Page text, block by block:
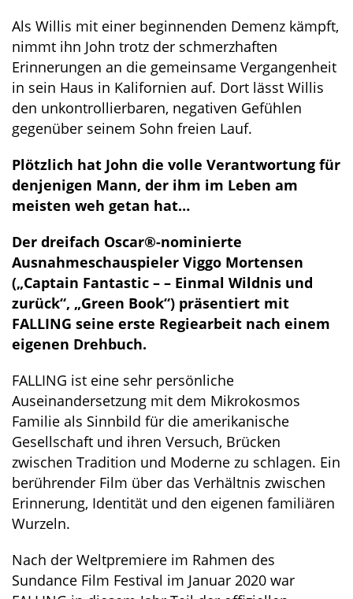
Als Willis mit einer beginnenden Demenz kämpft,
nimmt ihn John trotz der schmerzhaften
Erinnerungen an die gemeinsame Vergangenheit
in sein Haus in Kalifornien auf. Dort lässt Willis
den unkontrollierbaren, negativen Gefühlen
gegenüber seinem Sohn freien Lauf.
Plötzlich hat John die volle Verantwortung für
denjenigen Mann, der ihm im Leben am
meisten weh getan hat…
Der dreifach Oscar®-nominierte
Ausnahmeschauspieler Viggo Mortensen
(„Captain Fantastic – – Einmal Wildnis und
zurück“, „Green Book“) präsentiert mit
FALLING seine erste Regiearbeit nach einem
eigenen Drehbuch.
FALLING ist eine sehr persönliche
Auseinandersetzung mit dem Mikrokosmos
Familie als Sinnbild für die amerikanische
Gesellschaft und ihren Versuch, Brücken
zwischen Tradition und Moderne zu schlagen. Ein
berührender Film über das Verhältnis zwischen
Erinnerung, Identität und den eigenen familiären
Wurzeln.
Nach der Weltpremiere im Rahmen des
Sundance Film Festival im Januar 2020 war